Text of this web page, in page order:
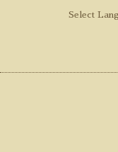
Select